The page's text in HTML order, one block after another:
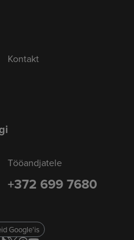
Kontakt
Tööandjatele
+372 699 7680
Google'is